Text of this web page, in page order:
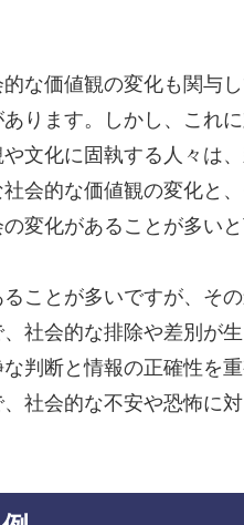
な価値観の変化も関与
ります。しかし、これ
文化に固執する人々は
会的な価値観の変化と
変化があることが多いと
ことが多いですが、そ
社会的な排除や差別が
判断と情報の正確性を
社会的な不安や恐怖に